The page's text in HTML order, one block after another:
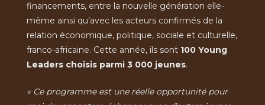
financements, entre la nouvelle génération elle-
même ainsi qu’avec les acteurs confirmés de la
relation économique, politique, sociale et culturelle,
franco-africaine. Cette année, ils sont 100 Young
Leaders choisis parmi 3 000 jeunes.
« Ce programme est une réelle opportunité pour